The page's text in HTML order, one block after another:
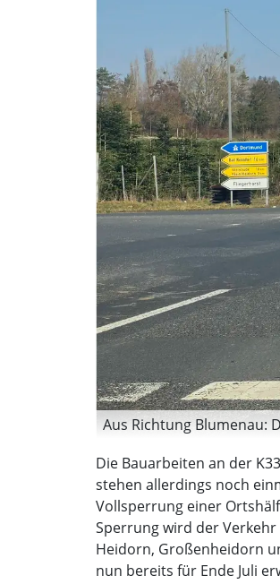
Aus Richtung Blumenau:
Die Bauarbeiten an der
stehen allerdings noch
Vollsperrung einer
Sperrung wird der
Heidorn, Großenheidorn
nun bereits für Ende Juli